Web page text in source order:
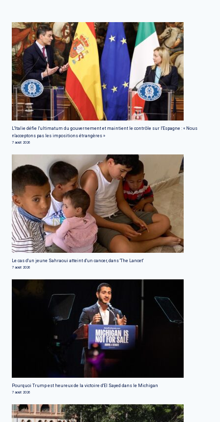
L'Italie défie l'ultimatum du gouvernement et maintient le contrôle sur l'Espagne : « Nous
n'acceptons pas les impositions étrangères »
7 août 2026
Le cas d'un jeune Sahraoui atteint d'un cancer, dans 'The Lancet'
7 août 2026
Pourquoi Trump est heureux de la victoire d'El Sayed dans le Michigan
7 août 2026